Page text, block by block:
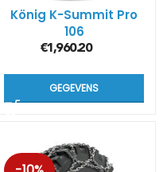
König K-Summit Pro
106
€1,960.20
GEGEVENS